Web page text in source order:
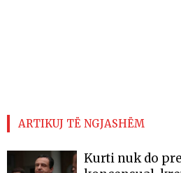
ARTIKUJ TË NGJASHËM
Kurti nuk do